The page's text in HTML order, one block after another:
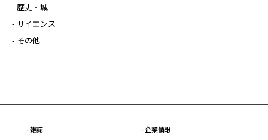
- 歴史・城
- サイエンス
- その他
- 雑誌
- 企業情報